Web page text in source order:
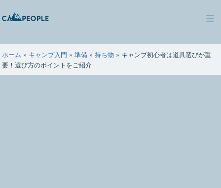
ン
ツ
へ
ス
キ
ン
ピ
ー
ホーム » キャンプ入門 » 準備» 持ち物 » キャンプ初心者は道具選びが重
要！選び方のポイントをご紹介